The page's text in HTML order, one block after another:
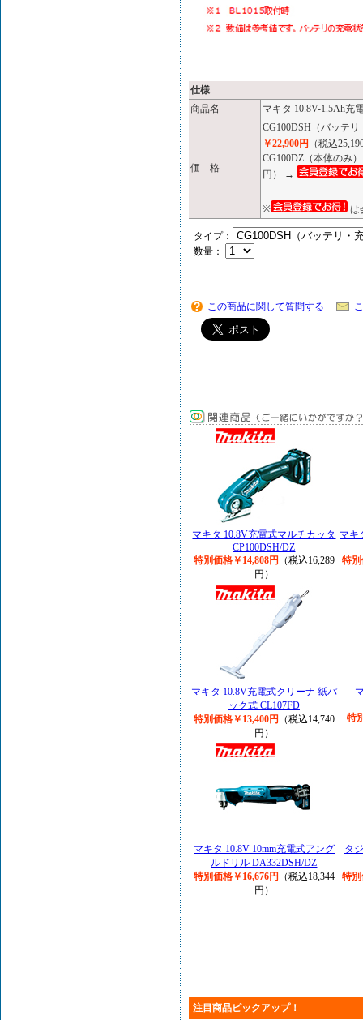
仕様
商品名
マキタ 10.8V-1.5Ah充
価 格
CG100DSH（バッテ
￥22,900円
（税込
CG100DZ（本体のみ
円） →
※ は
タイプ：
数量：
この商品に関して質問する
マキタ 10.8V充電式マルチカッタ
CP100DSH/DZ
特別価格￥14,808円
（税込16,289
円）
マキ
特別
マキタ 10.8V充電式クリーナ 紙パ
ック式 CL107FD
特別価格￥13,400円
（税込14,740
円）
特
マキタ 10.8V 10mm充電式アング
ルドリル DA332DSH/DZ
特別価格￥16,676円
（税込18,344
円）
タ
特別
注目商品ピックアップ！